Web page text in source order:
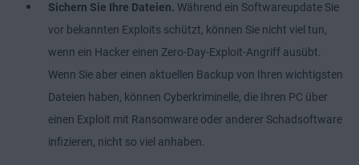
Sichern Sie Ihre Dateien. Während ein Softwareupdate Sie
vor bekannten Exploits schützt, können Sie nicht viel tun,
wenn ein Hacker einen Zero-Day-Exploit-Angriff ausübt.
Wenn Sie aber einen aktuellen Backup von Ihren wichtigsten
Dateien haben, können Cyberkriminelle, die Ihren PC über
einen Exploit mit Ransomware oder anderer Schadsoftware
infizieren, nicht so viel anhaben.